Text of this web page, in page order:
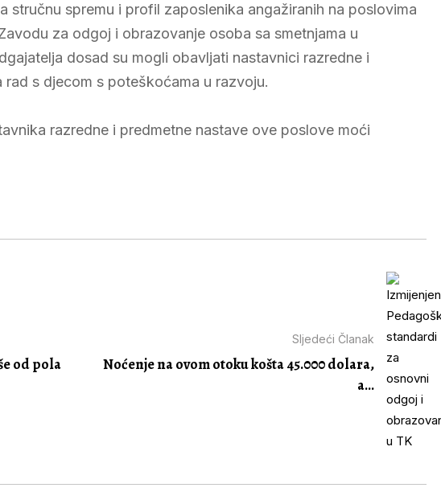
stručnu spremu i profil zaposlenika angažiranih na poslovima
za odgoj i obrazovanje osoba sa smetnjama u
dosad su mogli obavljati nastavnici razredne i
s djecom s poteškoćama u razvoju.
razredne i predmetne nastave ove poslove moći
od pola
Sljedeći Članak
Noćenje na ovom otoku košta 45.000 dolara,
a...